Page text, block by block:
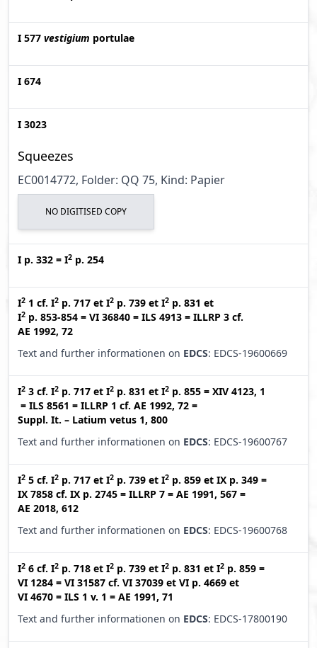
I 577 vestigium portulae
I 674
I 3023
Squeezes
EC0014772, Folder: QQ 75, Kind: Papier
NO DIGITISED COPY
I p. 332 = I2 p. 254
I2 1 cf. I2 p. 717 et I2 p. 739 et I2 p. 831 et
I2 p. 853-854 = VI 36840 = ILS 4913 = ILLRP 3 cf.
AE 1992, 72
Text and further informationen on EDCS: EDCS-19600669
I2 3 cf. I2 p. 717 et I2 p. 831 et I2 p. 855 = XIV 4123, 1
= ILS 8561 = ILLRP 1 cf. AE 1992, 72 =
Suppl. It. – Latium vetus 1, 800
Text and further informationen on EDCS: EDCS-19600767
I2 5 cf. I2 p. 717 et I2 p. 739 et I2 p. 859 et IX p. 349 =
IX 7858 cf. IX p. 2745 = ILLRP 7 = AE 1991, 567 =
AE 2018, 612
Text and further informationen on EDCS: EDCS-19600768
I2 6 cf. I2 p. 718 et I2 p. 739 et I2 p. 831 et I2 p. 859 =
VI 1284 = VI 31587 cf. VI 37039 et VI p. 4669 et
VI 4670 = ILS 1 v. 1 = AE 1991, 71
Text and further informationen on EDCS: EDCS-17800190